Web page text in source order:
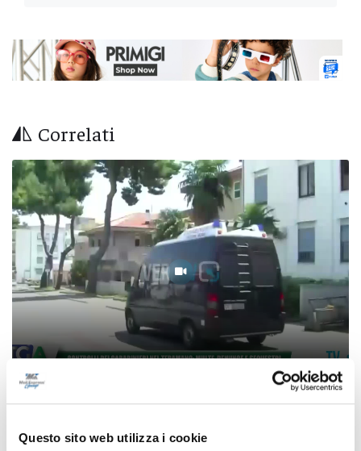
Questo sito web utilizza i cookie
Correlati
Tg Abruzzo - 6 agosto 2026
06/08/2026